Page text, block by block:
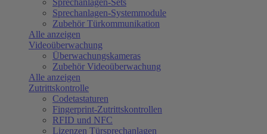
Sprechanlagen-Sets
Sprechanlagen-Systemmodule
Zubehör Türkommunikation
Alle anzeigen
Videoüberwachung
Überwachungskameras
Zubehör Videoüberwachung
Alle anzeigen
Zutrittskontrolle
Codetastaturen
Fingerprint-Zutrittskontrollen
RFID und NFC
Lizenzen Türsprechanlagen